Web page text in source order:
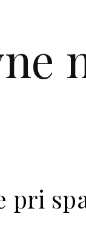
pri